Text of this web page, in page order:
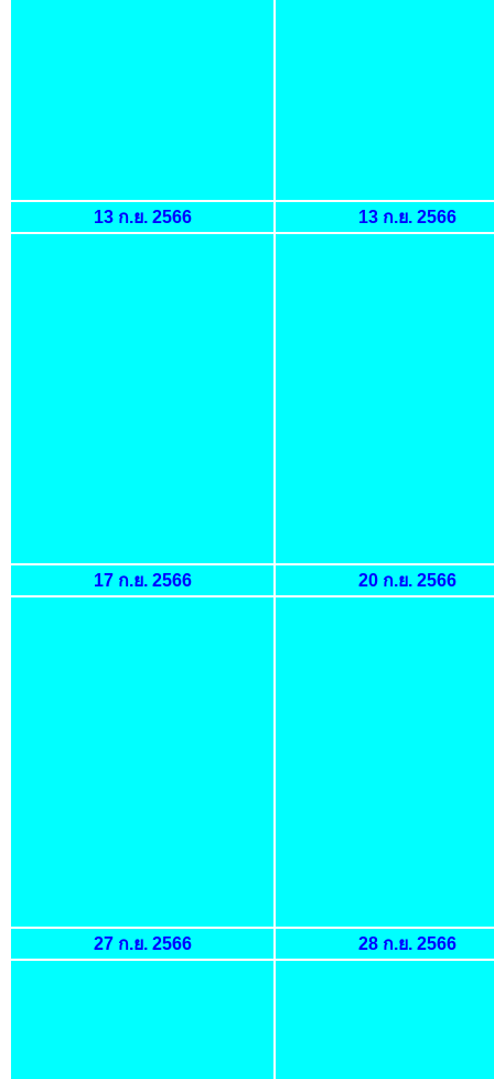
13 ก.ย. 2566 13 ก.ย. 2566
17 ก.ย. 2566 20 ก.ย. 2566
27 ก.ย. 2566 28 ก.ย. 2566